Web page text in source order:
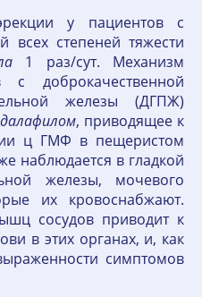
у пациентов с
всех степеней тяжести
1 раз/сут. Механизм
доброкачественной
железы (ДГПЖ)
, приводящее к
ц ГМФ в пещеристом
наблюдается в гладкой
железы, мочевого
их кровоснабжают.
сосудов приводит к
в этих органах, и, как
симптомов